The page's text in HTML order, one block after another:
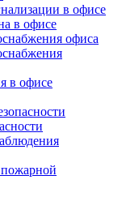
в офисе
в офисе
офиса
в офисе